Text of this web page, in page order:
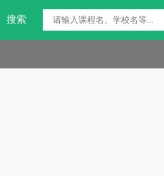
搜索